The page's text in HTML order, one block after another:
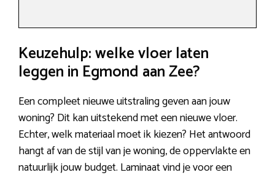
Keuzehulp: welke vloer laten
leggen in Egmond aan Zee?
Een compleet nieuwe uitstraling geven aan jouw
woning? Dit kan uitstekend met een nieuwe vloer.
Echter, welk materiaal moet ik kiezen? Het antwoord
hangt af van de stijl van je woning, de oppervlakte en
natuurlijk jouw budget. Laminaat vind je voor een